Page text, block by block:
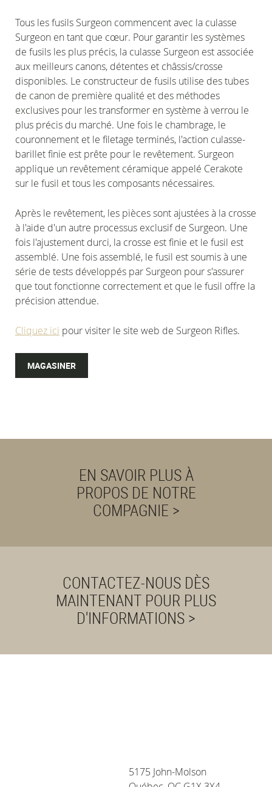
Tous les fusils Surgeon commencent avec la culasse
Surgeon en tant que cœur. Pour garantir les systèmes
de fusils les plus précis, la culasse Surgeon est associée
aux meilleurs canons, détentes et châssis/crosse
disponibles. Le constructeur de fusils utilise des tubes
de canon de première qualité et des méthodes
exclusives pour les transformer en système à verrou le
plus précis du marché. Une fois le chambrage, le
couronnement et le filetage terminés, l'action culasse-
barillet finie est prête pour le revêtement. Surgeon
applique un revêtement céramique appelé Cerakote
sur le fusil et tous les composants nécessaires.
Après le revêtement, les pièces sont ajustées à la crosse
à l'aide d'un autre processus exclusif de Surgeon. Une
fois l'ajustement durci, la crosse est finie et le fusil est
assemblé. Une fois assemblé, le fusil est soumis à une
série de tests développés par Surgeon pour s'assurer
que tout fonctionne correctement et que le fusil offre la
précision attendue.
Cliquez ici pour visiter le site web de Surgeon Rifles.
MAGASINER
EN SAVOIR PLUS À
PROPOS DE NOTRE
COMPAGNIE >
CONTACTEZ-NOUS DÈS
MAINTENANT POUR PLUS
D'INFORMATIONS >
5175 John-Molson